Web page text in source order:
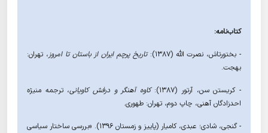
کتاب‌نامه:
- بختورتاش، نصرت الله (1387): تاریخ پرچم ایران از باستان تا امروز، تهران:
بهجت.
- کریستن سن، آرتور (1387): کاوه آهنگر و درفش کاویانی، ترجمه منیژه
احدزادگان آهنی، چاپ دوم، تهران: طهوری.
- گنجی، شادی؛ عبدی، کامیار (پاییز و زمستان ۱۳۹۶). «بررسی ساختار سیاسی